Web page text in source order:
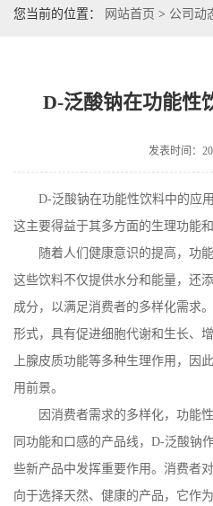
您当前的位置： 网站首页 > 公司动
D-泛酸钠在功能性
发表时间：
D-泛酸钠在功能性饮料中的应
这主要得益于其多方面的生理功能
随着人们健康意识的提高，功
这些饮料不仅提供水分和能量，还
成分，以满足消费者的多样化需求。
形式，具有促进细胞代谢和生长、
上腺皮质功能等多种生理作用，因
用前景。
因消费者需求的多样化，功能
同功能和口感的产品线， D-泛酸钠
些新产品中发挥重要作用。消费者
向于选择天然、健康的产品，它作